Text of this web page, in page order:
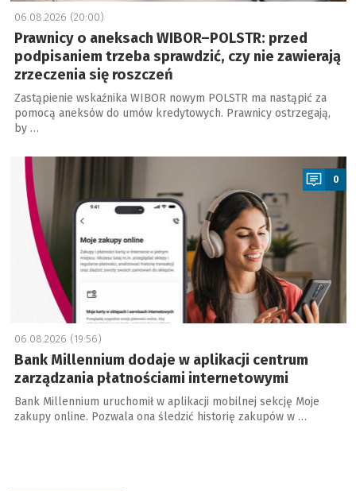
06.08.2026 (20:00)
Prawnicy o aneksach WIBOR–POLSTR: przed
podpisaniem trzeba sprawdzić, czy nie zawierają
zrzeczenia się roszczeń
Zastąpienie wskaźnika WIBOR nowym POLSTR ma nastąpić za
pomocą aneksów do umów kredytowych. Prawnicy ostrzegają,
by …
0
06.08.2026 (19:56)
Bank Millennium dodaje w aplikacji centrum
zarządzania płatnościami internetowymi
Bank Millennium uruchomił w aplikacji mobilnej sekcję Moje
zakupy online. Pozwala ona śledzić historię zakupów w …